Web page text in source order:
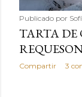
Publicado por
TARTA DE
Compartir 3